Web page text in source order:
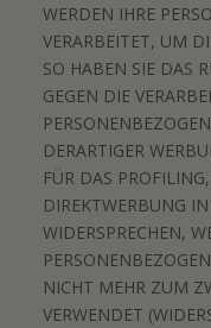
WERDEN IHRE
VERARBEITET, UM
SO HABEN SIE DAS
GEGEN DIE
DERARTIGER
FÜR DAS
DIREKTWERBUNG
WIDERSPRECHEN,
NICHT MEHR ZUM
VERWENDET